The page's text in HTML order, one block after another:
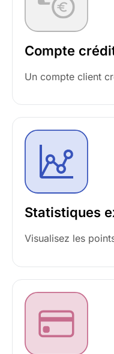
Compte
Un compte client
Statistiques
Visualisez les